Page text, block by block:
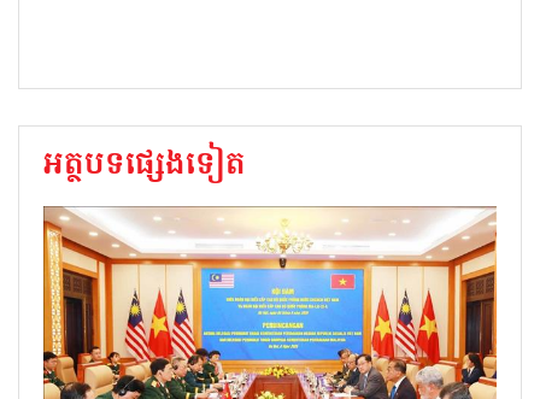
អត្ថបទផ្សេងទៀត